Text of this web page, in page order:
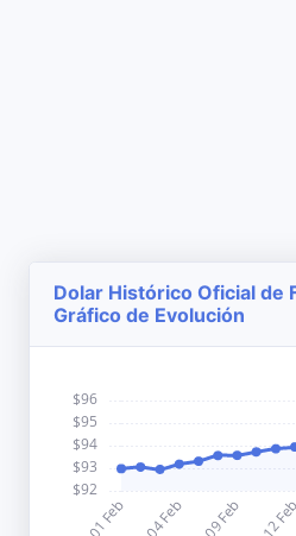
Dolar Histórico Oficial de
Gráfico de Evolución